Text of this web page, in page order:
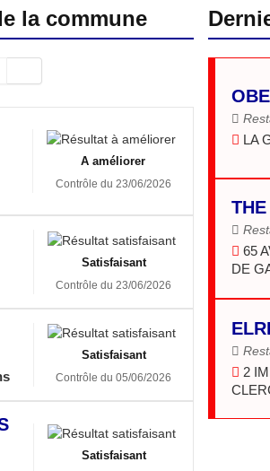
la commune
A améliorer
Contrôle du 23/06/2026
Satisfaisant
Contrôle du 23/06/2026
Satisfaisant
Contrôle du 05/06/2026
Satisfaisant
LA
65
DE
2